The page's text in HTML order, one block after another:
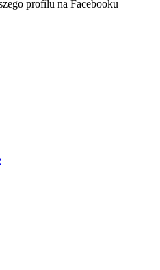
nowej karcieprofilu na Facebooku